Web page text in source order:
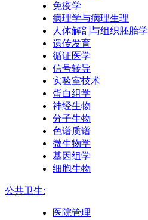
免疫学
病理学与病理生理
人体解剖与组织胚胎学
遗传发育
循证医学
信号转导
实验室技术
蛋白组学
神经生物
分子生物
色谱质谱
微生物学
基因组学
细胞生物
公共卫生:
医院管理